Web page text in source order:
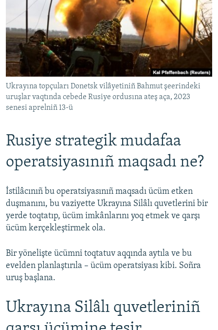
Ukrayına topçuları Donetsk vilâyetiniñ Bahmut şeerindeki
uruşlar vaqtında cebede Rusiye ordusına ateş aça, 2023
senesi aprelniñ 13-ü
Rusiye strategik mudafaa
operatsiyasınıñ maqsadı ne?
İstilâcınıñ bu operatsiyasınıñ maqsadı ücüm etken
duşmanını, bu vaziyette Ukrayına Silâlı quvetlerini bir
yerde toqtatıp, ücüm imkânlarını yoq etmek ve qarşı
ücüm kerçekleştirmek ola.
Bir yönelişte ücümni toqtatuv aqqında aytıla ve bu
evelden planlaştırıla – ücüm operatsiyası kibi. Soñra
uruş başlana.
Ukrayına Silâlı quvetleriniñ